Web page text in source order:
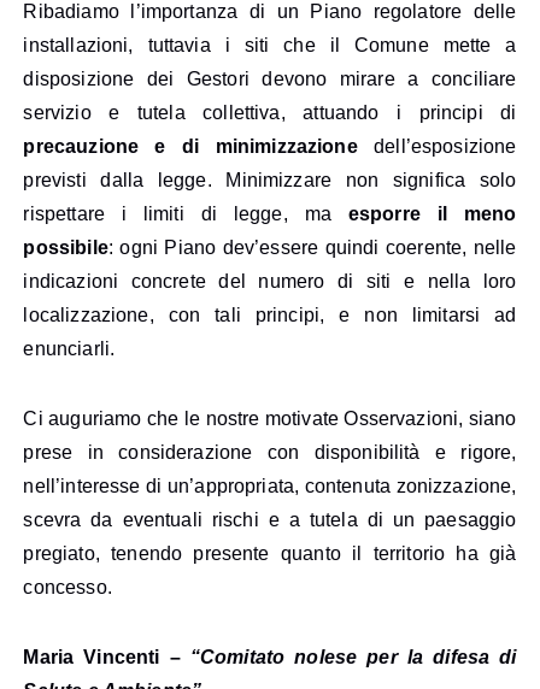
Ribadiamo l’importanza di un Piano regolatore delle
installazioni, tuttavia i siti che il Comune mette a
disposizione dei Gestori devono mirare a conciliare
servizio e tutela collettiva, attuando i principi di
precauzione e di minimizzazionedell’esposizione
previsti dalla legge. Minimizzare non significa solo
rispettare i limiti di legge, ma esporre il meno
possibile: ogni Piano dev’essere quindi coerente, nelle
indicazioni concrete del numero di siti e nella loro
localizzazione, con tali principi, e non limitarsi ad
enunciarli.
Ci auguriamo che le nostre motivate Osservazioni, siano
prese in considerazione con disponibilità e rigore,
nell’interesse di un’appropriata, contenuta zonizzazione,
scevra da eventuali rischi e a tutela di un paesaggio
pregiato, tenendo presente quanto il territorio ha già
concesso.
Maria Vincenti – “Comitato nolese per la difesa di